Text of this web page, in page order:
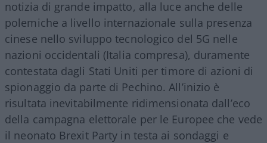
notizia di grande impatto, alla luce anche delle
polemiche a livello internazionale sulla presenza
cinese nello sviluppo tecnologico del 5G nelle
nazioni occidentali (Italia compresa), duramente
contestata dagli Stati Uniti per timore di azioni di
spionaggio da parte di Pechino. All’inizio è
risultata inevitabilmente ridimensionata dall’eco
della campagna elettorale per le Europee che vede
il neonato Brexit Party in testa ai sondaggi e